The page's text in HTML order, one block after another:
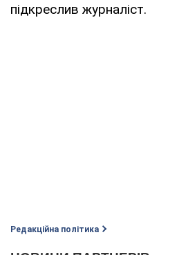
підкреслив журналіст.
Редакційна політика